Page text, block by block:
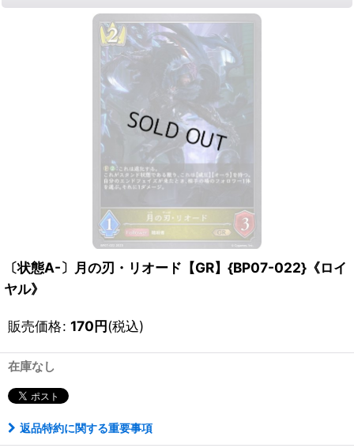
〔状態A-〕月の刃・リオード【GR】{BP07-022}《ロイ
ヤル》
販売価格: 170円(税込)
在庫なし
返品特約に関する重要事項